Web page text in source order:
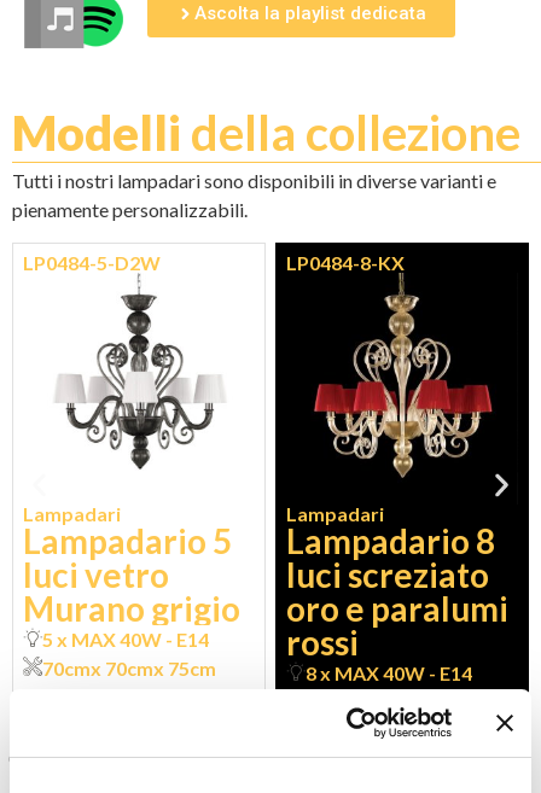
Ascolta la playlist dedicata
Modelli della collezione
Tutti i nostri lampadari sono disponibili in diverse varianti e
pienamente personalizzabili.
Lampadari
Lampadario 5
luci vetro
Murano grigio
LP0484-5-D2W
5 x MAX 40W - E14
70cmx 70cmx 75cm
Lampadari
Lampadario 8
luci screziato
oro e paralumi
rossi
LP0484-8-KX
8 x MAX 40W - E14